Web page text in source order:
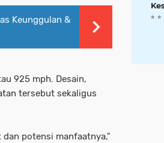
Keunggulan &
925 mph. Desain,
tersebut sekaligus
potensi manfaatnya,"